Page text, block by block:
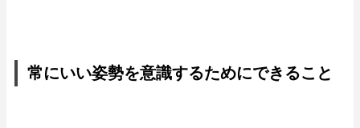
常にいい姿勢を意識するためにできること